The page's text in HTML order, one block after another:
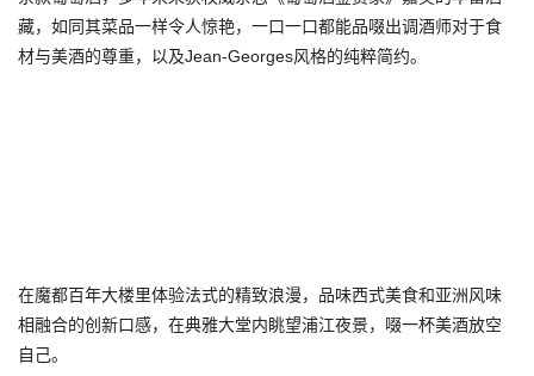
藏，如同其菜品一样令人惊艳，一口一口都能品啜出调酒师对于食
材与美酒的尊重，以及Jean-Georges风格的纯粹简约。
在魔都百年大楼里体验法式的精致浪漫，品味西式美食和亚洲风味
相融合的创新口感，在典雅大堂内眺望浦江夜景，啜一杯美酒放空
自己。